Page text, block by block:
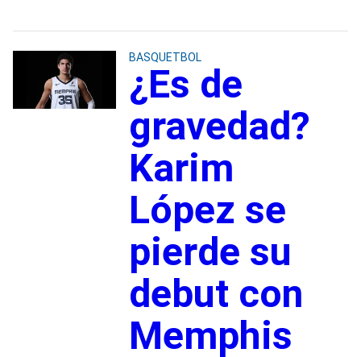
BASQUETBOL
¿Es de
gravedad?
Karim
López se
pierde su
debut con
Memphis